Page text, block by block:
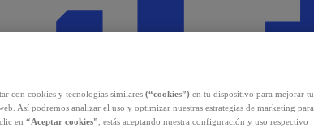
con cookies y tecnologías similares (“cookies”) en tu dispositivo para mejorar tu
Así podremos analizar el uso y optimizar nuestras estrategias de marketing para
en “Aceptar cookies” , estás aceptando nuestra configuración y uso respectivo